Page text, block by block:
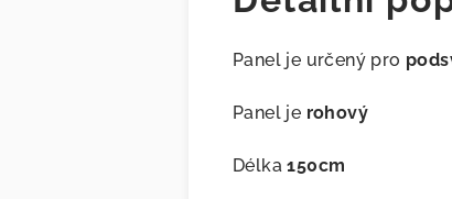
Panel je určený pro
Panel je rohový
Délka150cm